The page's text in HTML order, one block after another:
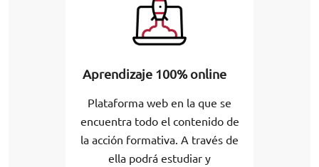
Aprendizaje 100% online
Plataforma web en la que se
encuentra todo el contenido de
la acción formativa. A través de
ella podrá estudiar y